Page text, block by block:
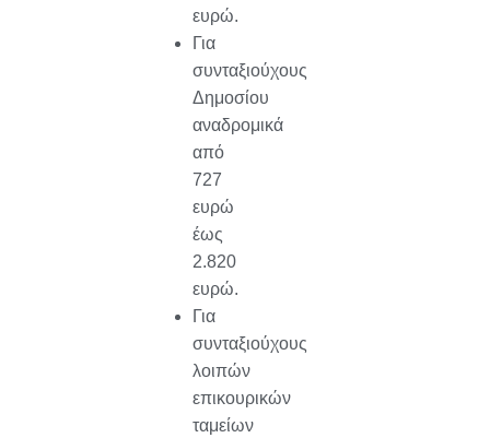
ευρώ.
Για
συνταξιούχους
Δημοσίου
αναδρομικά
από
727
ευρώ
έως
2.820
ευρώ.
Για
συνταξιούχους
λοιπών
επικουρικών
ταμείων